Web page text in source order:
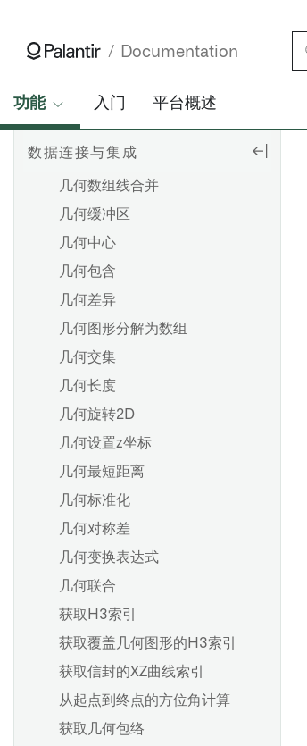
Documentation
功能 入门 平台概述
数据连接与集成
格式化字符串
几何图形相交
三维几何仿射变换
几何数组（单一）合并
几何数组线合并
几何缓冲区
几何中心
几何包含
几何差异
几何图形分解为数组
几何交集
几何长度
几何旋转2D
几何设置z坐标
几何最短距离
几何标准化
几何对称差
几何变换表达式
几何联合
获取H3索引
获取覆盖几何图形的H3索引
获取信封的XZ曲线索引
从起点到终点的方位角计算
获取几何包络